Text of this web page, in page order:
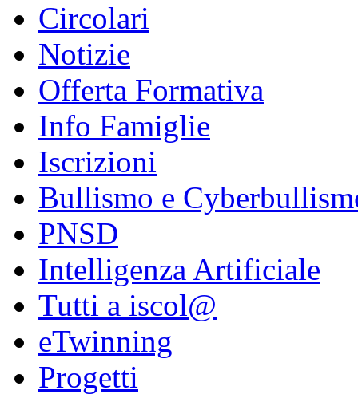
Circolari
Notizie
Offerta Formativa
Info Famiglie
Iscrizioni
Bullismo e
PNSD
Intelligenza Artificiale
Tutti a iscol@
eTwinning
Progetti